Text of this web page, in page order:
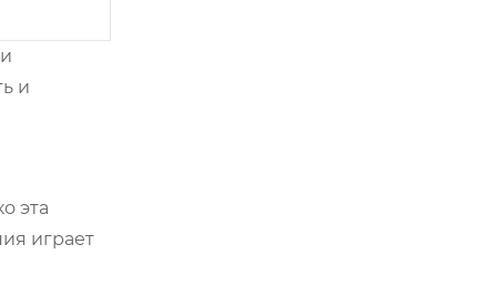
и
эта
играет